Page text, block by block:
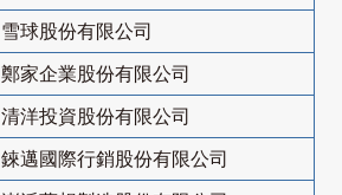
雪球股份有限公司
鄭家企業股份有限公司
清洋投資股份有限公司
錸邁國際行銷股份有限公司